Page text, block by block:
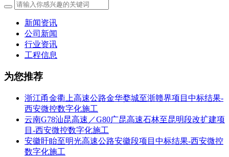
新闻资讯
公司新闻
行业资讯
工程信息
为您推荐
浙江甬金衢上高速公路金华婺城至浙赣界项目中标结果-
西安微控数字化施工
云南G78汕昆高速／G80广昆高速石林至昆明段改扩建项
目-西安微控数字化施工
安徽盱眙至明光高速公路安徽段项目中标结果-西安微控
数字化施工